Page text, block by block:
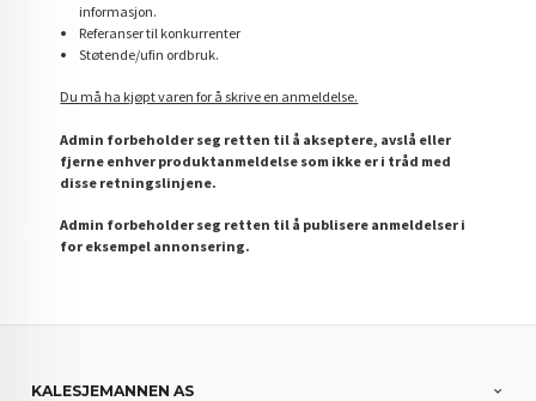
informasjon.
Referanser til konkurrenter
Støtende/ufin ordbruk.
Du må ha kjøpt varen for å skrive en anmeldelse.
Admin forbeholder seg retten til å akseptere, avslå eller
fjerne enhver produktanmeldelse som ikke er i tråd med
disse retningslinjene.
Admin forbeholder seg retten til å publisere anmeldelser i
for eksempel annonsering.
KALESJEMANNEN AS